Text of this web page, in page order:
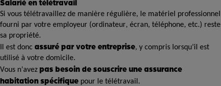
Salarié en télétravail
Si vous télétravaillez de manière régulière, le matériel professionnel
fourni par votre employeur (ordinateur, écran, téléphone, etc.) reste
sa propriété.
Il est donc assuré par votre entreprise, y compris lorsqu’il est
utilisé à votre domicile.
Vous n’avez pas besoin de souscrire une assurance
habitation spécifique pour le télétravail.